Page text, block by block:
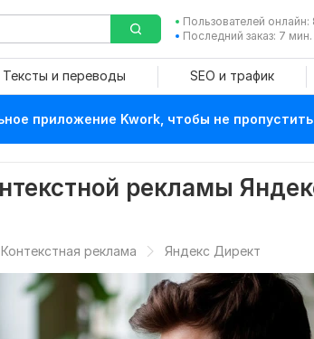
Пользователей онлайн:
Последний заказ: 7 мин.
Тексты и переводы SEO и трафик
приложение Kwork, чтобы не
рекламы
Контекстная реклама Яндекс Директ